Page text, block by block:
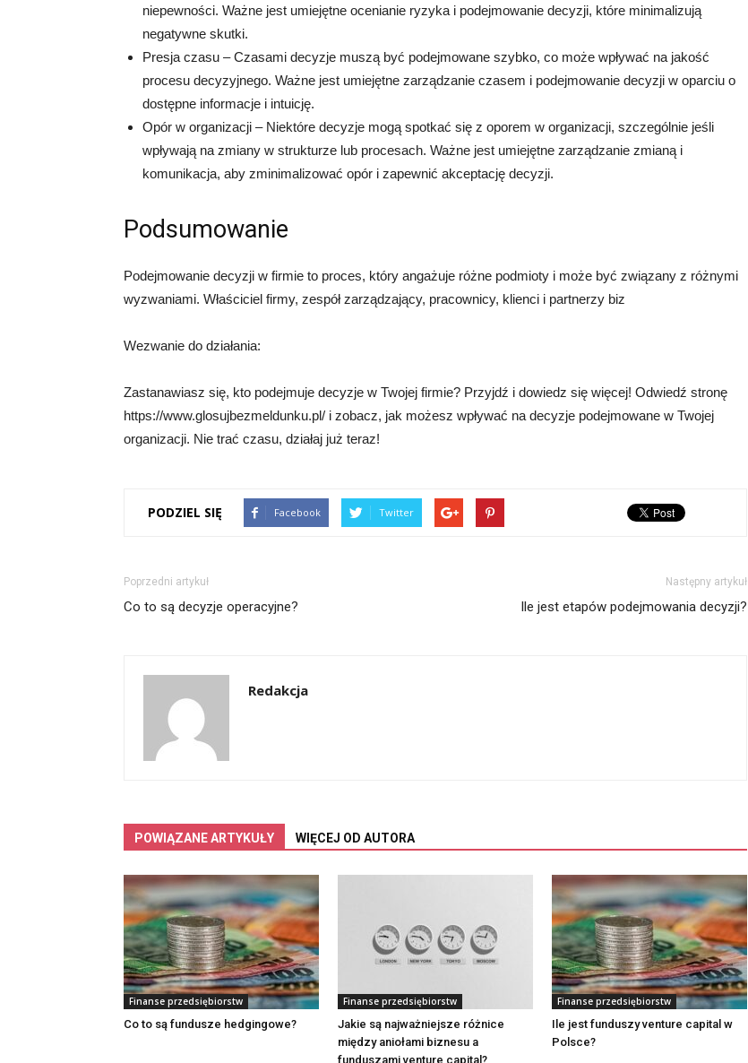
niepewności. Ważne jest umiejętne ocenianie ryzyka i podejmowanie decyzji, które minimalizują
negatywne skutki.
Presja czasu – Czasami decyzje muszą być podejmowane szybko, co może wpływać na jakość
procesu decyzyjnego. Ważne jest umiejętne zarządzanie czasem i podejmowanie decyzji w oparciu o
dostępne informacje i intuicję.
Opór w organizacji – Niektóre decyzje mogą spotkać się z oporem w organizacji, szczególnie jeśli
wpływają na zmiany w strukturze lub procesach. Ważne jest umiejętne zarządzanie zmianą i
komunikacja, aby zminimalizować opór i zapewnić akceptację decyzji.
Podsumowanie
Podejmowanie decyzji w firmie to proces, który angażuje różne podmioty i może być związany z różnymi
wyzwaniami. Właściciel firmy, zespół zarządzający, pracownicy, klienci i partnerzy biz
Wezwanie do działania:
Zastanawiasz się, kto podejmuje decyzje w Twojej firmie? Przyjdź i dowiedz się więcej! Odwiedź stronę
https://www.glosujbezmeldunku.pl/ i zobacz, jak możesz wpływać na decyzje podejmowane w Twojej
organizacji. Nie trać czasu, działaj już teraz!
PODZIEL SIĘ Facebook Twitter
Poprzedni artykuł
Co to są decyzje operacyjne?
Następny artykuł
Ile jest etapów podejmowania decyzji?
Redakcja
POWIĄZANE ARTYKUŁY WIĘCEJ OD AUTORA
Finanse przedsiębiorstw
Co to są fundusze hedgingowe?
Finanse przedsiębiorstw
Jakie są najważniejsze różnice
między aniołami biznesu a
funduszami venture capital?
Finanse przedsiębiorstw
Ile jest funduszy venture capital w
Polsce?